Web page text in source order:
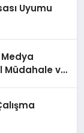
Uyumu
Müdahale ve